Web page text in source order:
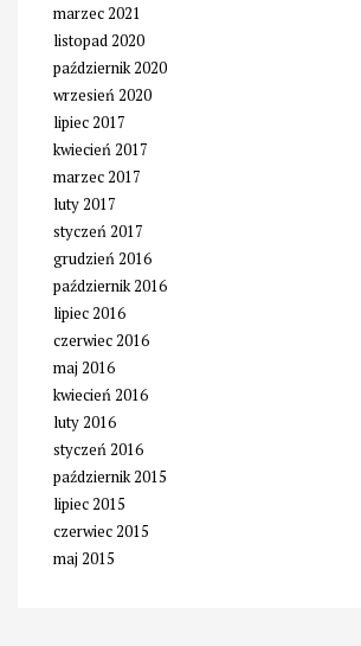
marzec 2021
listopad 2020
październik 2020
wrzesień 2020
lipiec 2017
kwiecień 2017
marzec 2017
luty 2017
styczeń 2017
grudzień 2016
październik 2016
lipiec 2016
czerwiec 2016
maj 2016
kwiecień 2016
luty 2016
styczeń 2016
październik 2015
lipiec 2015
czerwiec 2015
maj 2015